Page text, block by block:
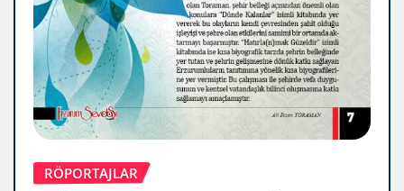
RÖPORTAJLAR